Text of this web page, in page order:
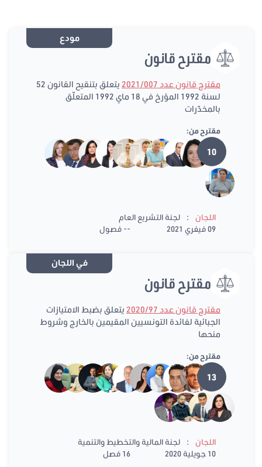
مودع
مقترح قانون
مقترح قانون عدد 2021/007
يتعلق بتنقيح القانون 52
لسنة 1992 المؤرخ في 18 ماي 1992 المتعلّق
بالمخدّرات
مقترح من:
10
اللجان :
لجنة التشريع العام
09 فيفري 2021
-- فصول
في اللجان
مقترح قانون
مقترح قانون عدد 2020/97
يتعلق بضبط الامتيازات
الجبائية لفائدة التونسيين المقيمين بالخارج وشروط
منحها
مقترح من:
13
اللجان :
لجنة المالية والتخطيط والتنمية
10 جويلية 2020
16 فصل